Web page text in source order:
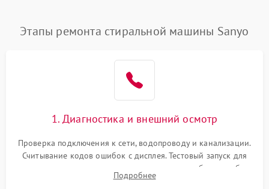
Замена платы управления Подробнее →
Этапы ремонта стиральной машины Sanyo
1. Диагностика и внешний осмотр
Проверка подключения к сети, водопроводу и канализации.
Считывание кодов ошибок с дисплея. Тестовый запуск для
выявления посторонних шумов, протечек или сбоев в работе
электронного модуля управления.
Подробнее